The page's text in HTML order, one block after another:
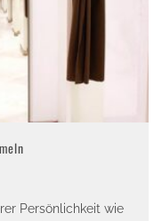
Persönlichkeit wie